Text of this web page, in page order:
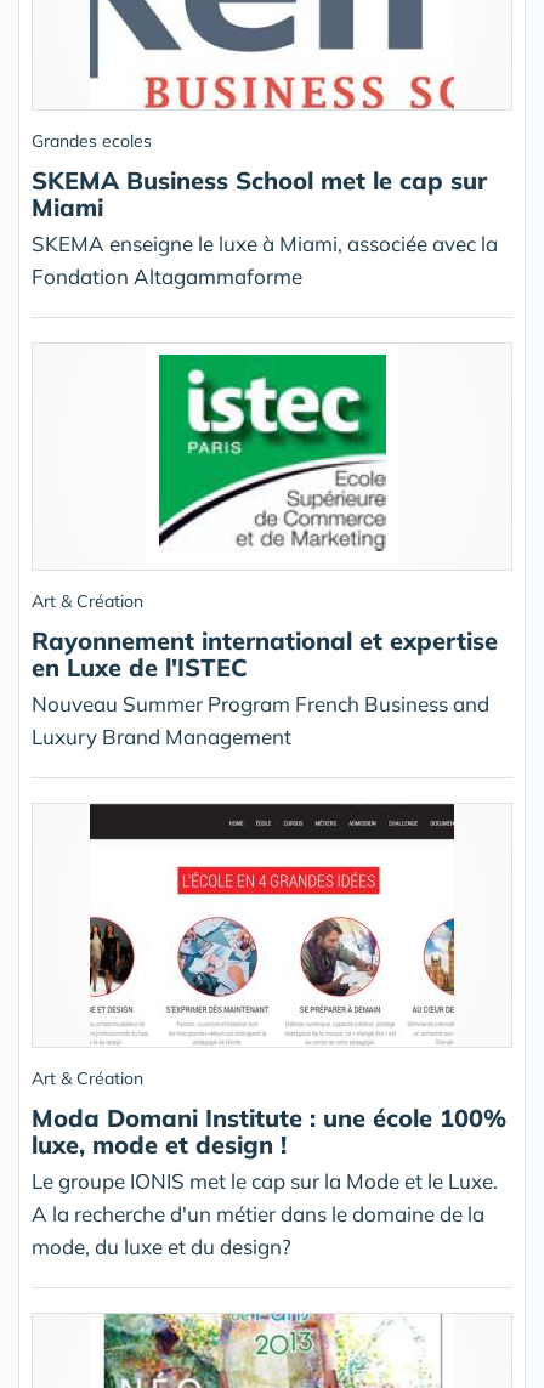
Grandes ecoles
SKEMA Business School met le cap sur
Miami
SKEMA enseigne le luxe à Miami, associée avec la
Fondation Altagammaforme
Art & Création
Rayonnement international et expertise
en Luxe de l'ISTEC
Nouveau Summer Program French Business and
Luxury Brand Management
Art & Création
Moda Domani Institute : une école 100%
luxe, mode et design !
Le groupe IONIS met le cap sur la Mode et le Luxe.
A la recherche d'un métier dans le domaine de la
mode, du luxe et du design?